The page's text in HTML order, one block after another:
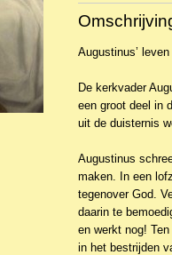
Productcode
EAN code
Productcode
Augustinus’
De kerkvader
een groot deel in
uit de duisternis
Augustinus
maken. In een
tegenover God.
daarin te
en werkt nog!
in het bestrijden